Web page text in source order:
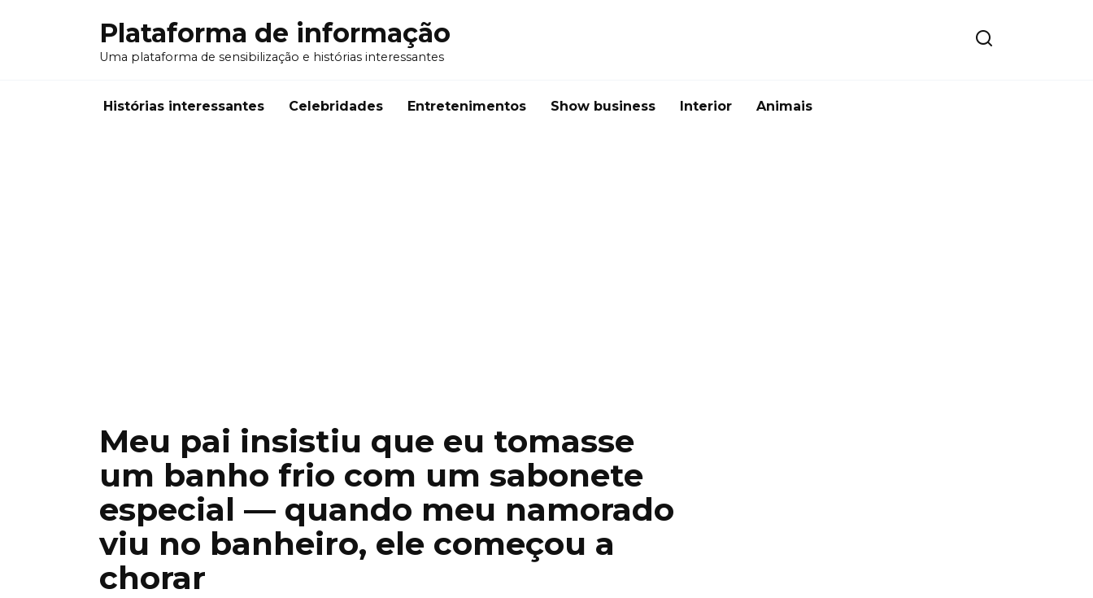
Plataforma de informação
Uma plataforma de sensibilização e histórias interessantes
Histórias interessantes Celebridades Entretenimentos Show business Interior Animais
Meu pai insistiu que eu tomasse
um banho frio com um sabonete
especial — quando meu namorado
viu no banheiro, ele começou a
chorar